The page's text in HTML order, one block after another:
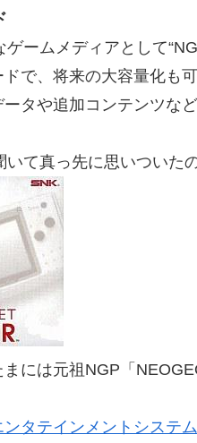
ゲームメディアとして
で、将来の大容量化も
タや追加コンテンツな
て真っ先に思いついたの
には元祖NGP「
タテインメントシステ